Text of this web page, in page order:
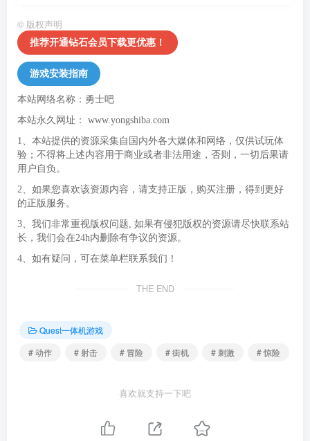
© 版权声明
推荐开通钻石会员下载更优惠！
游戏安装指南
本站网络名称：勇士吧
本站永久网址： www.yongshiba.com
1、本站提供的资源采集自国内外各大媒体和网络，仅供试玩体
验；不得将上述内容用于商业或者非法用途，否则，一切后果请
用户自负。
2、如果您喜欢该资源内容，请支持正版，购买注册，得到更好
的正版服务。
3、我们非常重视版权问题, 如果有侵犯版权的资源请尽快联系站
长，我们会在24h内删除有争议的资源。
4、如有疑问，可在菜单栏联系我们！
THE END
Quest一体机游戏
# 动作
# 射击 # 冒险 # 街机 # 刺激 # 惊险
喜欢就支持一下吧